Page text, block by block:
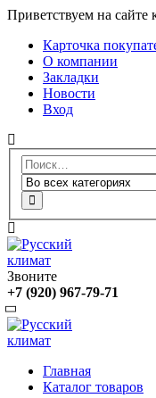
Приветствуем на
Карточка
О компании
Закладки
Новости
Вход
Звоните
+7 (920) 967-79-71
Главная
Каталог товаров